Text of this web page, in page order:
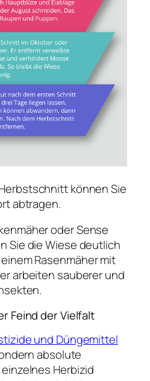
können Sie
abtragen.
oder Sense
Sie die Wiese deutlich
Rasenmäher mit
arbeiten sauberer und
Feind der Vielfalt
und Düngemittel
absolute
Herbizid